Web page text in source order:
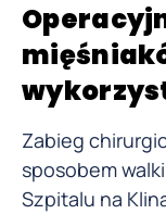
Zabieg
sposobem
Szpitalu na